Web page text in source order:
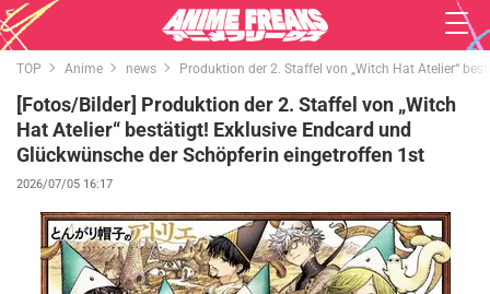
TOP Anime news Produktion der 2. Staffel von „Witch Hat Atelier“
[Fotos/Bilder] Produktion der 2. Staffel von „Witch
Hat Atelier“ bestätigt! Exklusive Endcard und
Glückwünsche der Schöpferin eingetroffen 1st
2026/07/05 16:17